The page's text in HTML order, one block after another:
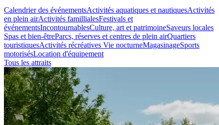
Calendrier des événementsActivités aquatiques et nautiquesActivités
en plein airActivités famillialesFestivals et
événementsIncontournablesCulture, art et patrimoineSaveurs locales
Spas et bien-êtreParcs, réserves et centres de plein airQuartiers
touristiquesActivités récréatives Vie nocturneMagasinageSports
motorisésLocation d'équipement
Tous les attraits